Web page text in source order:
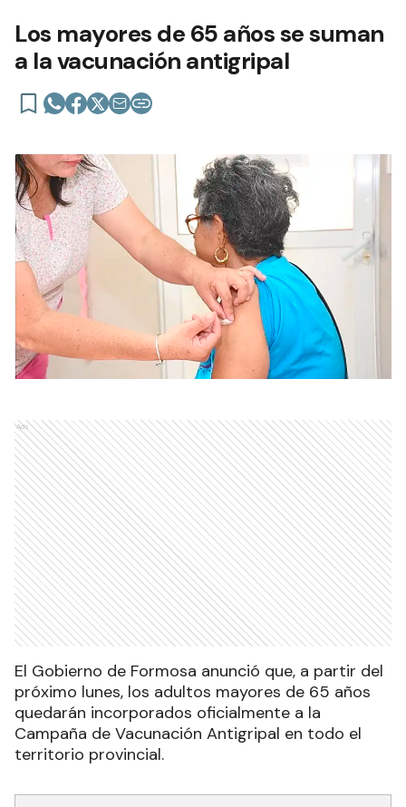
Los mayores de 65 años se suman
a la vacunación antigripal
Ads
El Gobierno de Formosa anunció que, a partir del
próximo lunes, los adultos mayores de 65 años
quedarán incorporados oficialmente a la
Campaña de Vacunación Antigripal en todo el
territorio provincial.